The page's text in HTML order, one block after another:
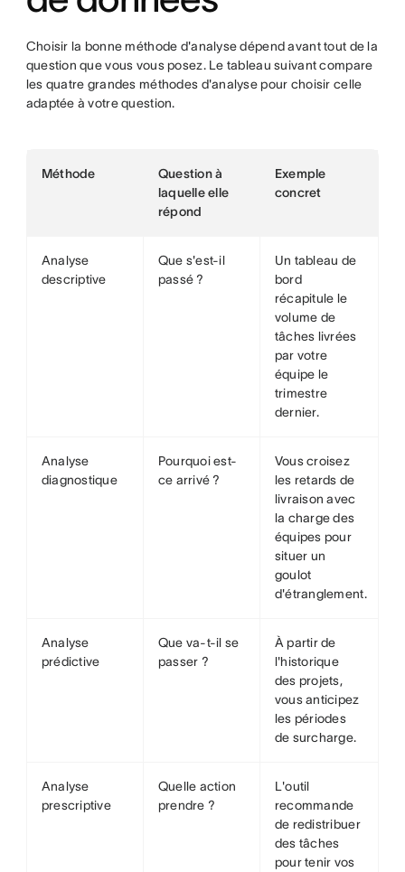
Choisir la bonne méthode d'analyse dépend avant tout de la
question que vous vous posez. Le tableau suivant compare
les quatre grandes méthodes d'analyse pour choisir celle
adaptée à votre question.
Méthode
Question à
laquelle elle
répond
Exemple
concret
Analyse
descriptive
Que s'est-il
passé ?
Un tableau de
bord
récapitule le
volume de
tâches livrées
par votre
équipe le
trimestre
dernier.
Analyse
diagnostique
Pourquoi est-
ce arrivé ?
Vous croisez
les retards de
livraison avec
la charge des
équipes pour
situer un
goulot
d'étranglement.
Analyse
prédictive
Que va-t-il se
passer ?
À partir de
l'historique
des projets,
vous anticipez
les périodes
de surcharge.
Analyse
prescriptive
Quelle action
prendre ?
L'outil
recommande
de redistribuer
des tâches
pour tenir vos